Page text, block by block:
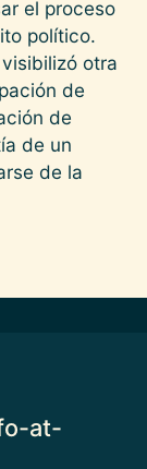
el proceso
político.
otra
de
de
de un
de la
at-